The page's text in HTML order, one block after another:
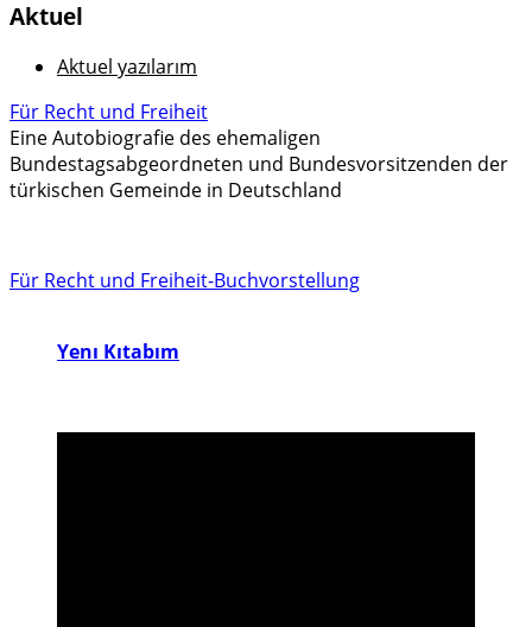
Aktuel
Aktuel yazılarım
Für Recht und Freiheit
Eine Autobiografie des ehemaligen
Bundestagsabgeordneten und Bundesvorsitzenden der
türkischen Gemeinde in Deutschland
Für Recht und Freiheit-Buchvorstellung
Yenı Kıtabım